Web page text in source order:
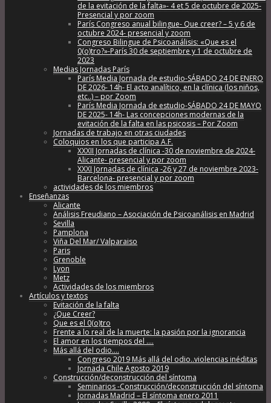
de la evitación de la falta»- 4 et 5 de octubre de 2025-
Presencial y por zoom
París Congreso anual bilingue- Que creer? – 5 y 6 de
octubre 2024- presencial y zoom
Congreso Bilingue de Psicoanálisis: «Que es el
0(o)tro?»-París 30 de septiembre y 1 de octubre de
2023
Medias Jornadas París
París Media Jornada de estudio-SÁBADO 24 DE ENERO
DE 2026- 14h- El acto analítico, en la clínica (los niños,
etc..) – por Zoom
París Media Jornada de estudio-SÁBADO 24 DE MAYO
DE 2025- 14h- Las concepciones modernas de la
evitación de la falta en las psicosis – Por Zoom
Jornadas de trabajo en otras ciudades
Coloquios en los que participa A.F.
XXXII Jornadas de clínica -30 de noviembre de 2024-
Alicante- presencial y por zoom
XXXI Jornadas de clínica -26 y 27 de noviembre 2023-
Barcelona- presencial y por zoom
actividades de los miembros
Enseñanzas
Alicante
Análisis Freudiano – Asociación de Psicoanálisis en Madrid
Sevilla
Pamplona
Viña Del Mar/ Valparaiso
Paris
Grenoble
Lyon
Metz
Actividades de los miembros
Artículos y textos
Evitación de la falta
¿Que Creer?
Que es el 0(o)tro
Frente a lo real de la muerte: la pasión por la ignorancia
El amor en los tiempos del ….
Más allá del odio….
Congreso 2019 Más allá del odio..violencias inéditas
Jornada Chile Agosto 2019
Construcción/deconstrucción del síntoma
Seminarios -Construcción/deconstrucción del síntoma
Jornadas Madrid – El síntoma enero 2011